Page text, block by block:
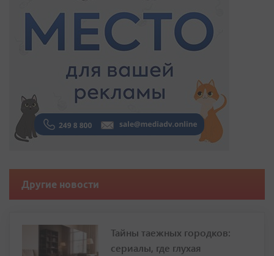
Другие новости
Тайны таежных городков:
сериалы, где глухая